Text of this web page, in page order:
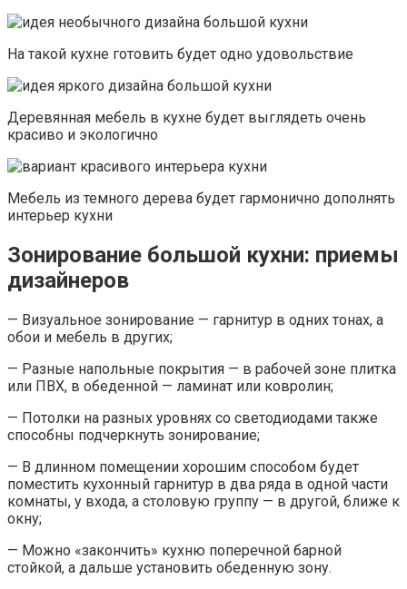
На такой кухне готовить будет одно удовольствие
Деревянная мебель в кухне будет выглядеть очень
красиво и экологично
Мебель из темного дерева будет гармонично дополнять
интерьер кухни
Зонирование большой кухни: приемы
дизайнеров
— Визуальное зонирование — гарнитур в одних тонах, а
обои и мебель в других;
— Разные напольные покрытия — в рабочей зоне плитка
или ПВХ, в обеденной — ламинат или ковролин;
— Потолки на разных уровнях со светодиодами также
способны подчеркнуть зонирование;
— В длинном помещении хорошим способом будет
поместить кухонный гарнитур в два ряда в одной части
комнаты, у входа, а столовую группу — в другой, ближе к
окну;
— Можно «закончить» кухню поперечной барной
стойкой, а дальше установить обеденную зону.